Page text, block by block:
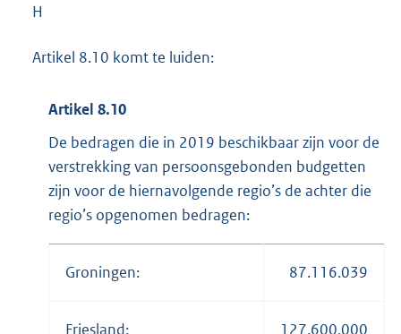
H
Artikel 8.10 komt te luiden:
Artikel 8.10
De bedragen die in 2019 beschikbaar zijn voor de
verstrekking van persoonsgebonden budgetten
zijn voor de hiernavolgende regio’s de achter die
regio’s opgenomen bedragen:
Groningen: 87.116.039
Friesland: 127.600.000